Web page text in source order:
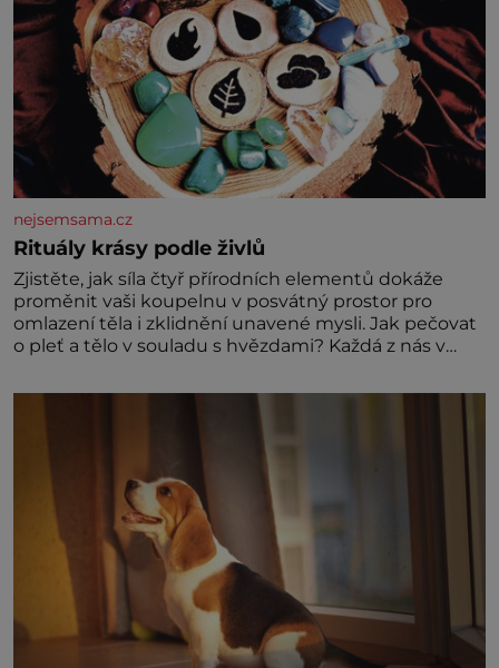
nejsemsama.cz
Rituály krásy podle živlů
Zjistěte, jak síla čtyř přírodních elementů dokáže
proměnit vaši koupelnu v posvátný prostor pro
omlazení těla i zklidnění unavené mysli. Jak pečovat
o pleť a tělo v souladu s hvězdami? Každá z nás v
naší povaze, ale i v potřebách naší pokožky. Ohnivá
znamení Ženy narozené ve znamení Berana, Lva a
Střelce v sobě nesou žár, odvahu a neutuchající elán.